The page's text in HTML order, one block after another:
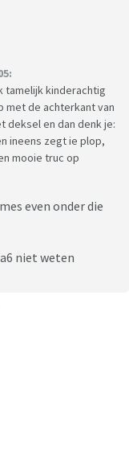
tamelijk kinderachtig
met de achterkant van
deksel en dan denk je:
ineens zegt ie plop,
mooie truc op
even onder die
niet weten